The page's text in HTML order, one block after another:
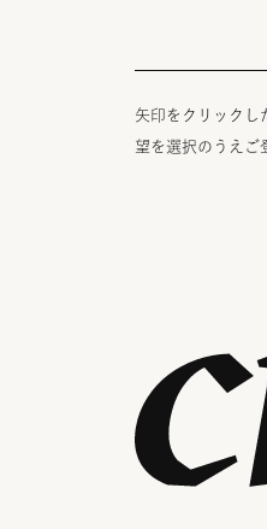
矢印をクリックし
望を選択のうえご